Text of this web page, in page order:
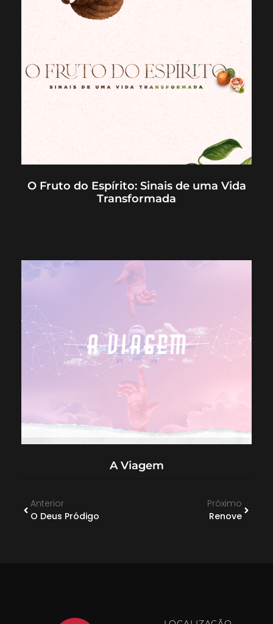
O Fruto do Espírito: Sinais de uma Vida
Transformada
A Viagem
Anterior
O Deus Pródigo
Próximo
Renove